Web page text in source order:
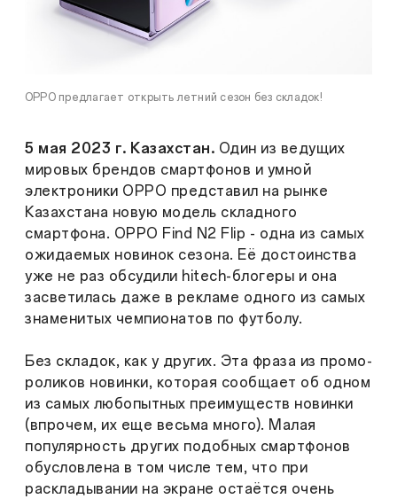
OPPO предлагает открыть летний сезон без складок!
5 мая 2023 г. Казахстан. Один из ведущих
мировых брендов смартфонов и умной
электроники OPPO представил на рынке
Казахстана новую модель складного
смартфона. OPPO Find N2 Flip - одна из самых
ожидаемых новинок сезона. Её достоинства
уже не раз обсудили hitech-блогеры и она
засветилась даже в рекламе одного из самых
знаменитых чемпионатов по футболу.
Без складок, как у других. Эта фраза из промо-
роликов новинки, которая сообщает об одном
из самых любопытных преимуществ новинки
(впрочем, их еще весьма много). Малая
популярность других подобных смартфонов
обусловлена в том числе тем, что при
раскладывании на экране остаётся очень